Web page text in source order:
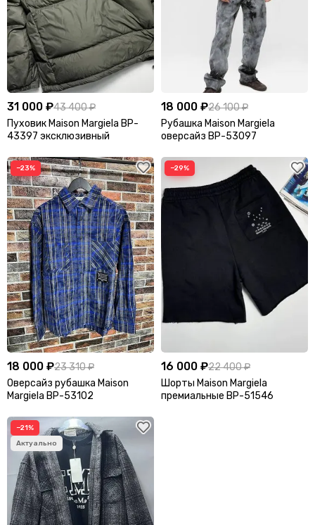
31 000 ₽43 400 ₽
Пуховик Maison Margiela BP-
43397 эксклюзивный
18 000 ₽26 100 ₽
Рубашка Maison Margiela
оверсайз BP-53097
−23%
18 000 ₽23 310 ₽
Оверсайз рубашка Maison
Margiela BP-53102
−29%
16 000 ₽22 400 ₽
Шорты Maison Margiela
премиальные BP-51546
−21%